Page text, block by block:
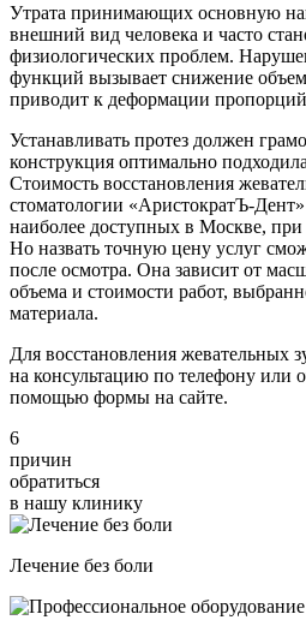
Утрата принимающих основную
внешний вид человека и часто
физиологических проблем.
функций вызывает снижение
приводит к деформации
Устанавливать протез должен
конструкция оптимально
Стоимость восстановления
стоматологии «АристократЪ-
наиболее доступных в Москве, при
Но назвать точную цену услуг
после осмотра. Она зависит от
объема и стоимости работ,
материала.
Для восстановления жевательных
на консультацию по телефону или
помощью формы на сайте.
6
причин
обратиться
в нашу клинику
Лечение без боли